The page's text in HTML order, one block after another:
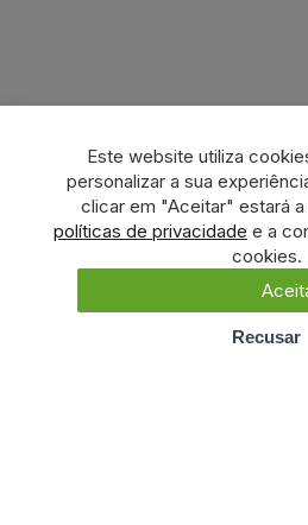
Este website utiliza
personalizar a sua
clicar em "Aceitar" estará
políticas de privacidade e a
cookies.
Recusar